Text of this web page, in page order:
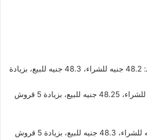
3_البنك الأهلي المصري: 48.2 جنيه للشراء، 48.3 جنيه للبيع، بزيادة
4_بنك مصر: 48.2 جنيه للشراء، 48.25 جنيه للبيع، بزيادة 5 قروش
5_بنك البركة: 48.2 جنيه للشراء، 48.3 جنيه للبيع، بزيادة 5 قروش